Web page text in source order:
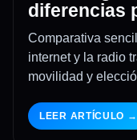
diferencias
Comparativa
internet y la radio
movilidad y
LEER ARTÍCULO →